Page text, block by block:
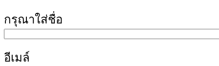
กรุณาใส่ชื่อ
อีเมล์